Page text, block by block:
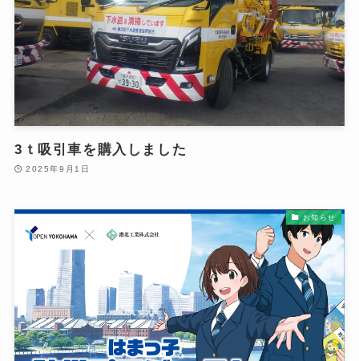
3ｔ吸引車を購入しました
2025年9月1日
お知らせ